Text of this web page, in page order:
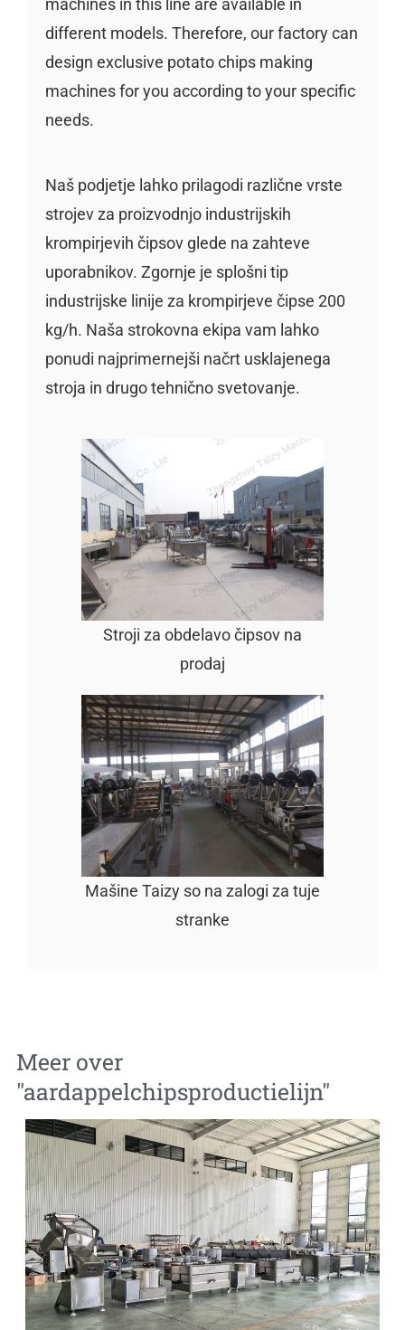
machines in this line are available in
different models. Therefore, our factory can
design exclusive potato chips making
machines for you according to your specific
needs.
Naš podjetje lahko prilagodi različne vrste
strojev za proizvodnjo industrijskih
krompirjevih čipsov glede na zahteve
uporabnikov. Zgornje je splošni tip
industrijske linije za krompirjeve čipse 200
kg/h. Naša strokovna ekipa vam lahko
ponudi najprimernejši načrt usklajenega
stroja in drugo tehnično svetovanje.
Stroji za obdelavo čipsov na
prodaj
Mašine Taizy so na zalogi za tuje
stranke
Meer over
"aardappelchipsproductielijn"